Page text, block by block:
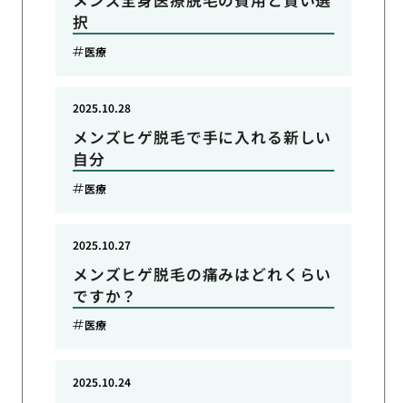
択
医療
メンズヒゲ脱毛で手に入れる新しい
自分
2025.10.28
医療
メンズヒゲ脱毛の痛みはどれくらい
ですか？
2025.10.27
医療
2025.10.24